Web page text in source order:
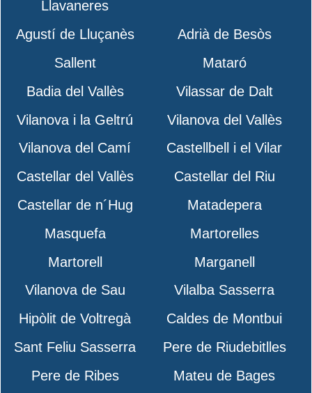
Llavaneres
Agustí de Lluçanès
Adrià de Besòs
Sallent
Mataró
Badia del Vallès
Vilassar de Dalt
Vilanova i la Geltrú
Vilanova del Vallès
Vilanova del Camí
Castellbell i el Vilar
Castellar del Vallès
Castellar del Riu
Castellar de n´Hug
Matadepera
Masquefa
Martorelles
Martorell
Marganell
Vilanova de Sau
Vilalba Sasserra
Hipòlit de Voltregà
Caldes de Montbui
Sant Feliu Sasserra
Pere de Riudebitlles
Pere de Ribes
Mateu de Bages